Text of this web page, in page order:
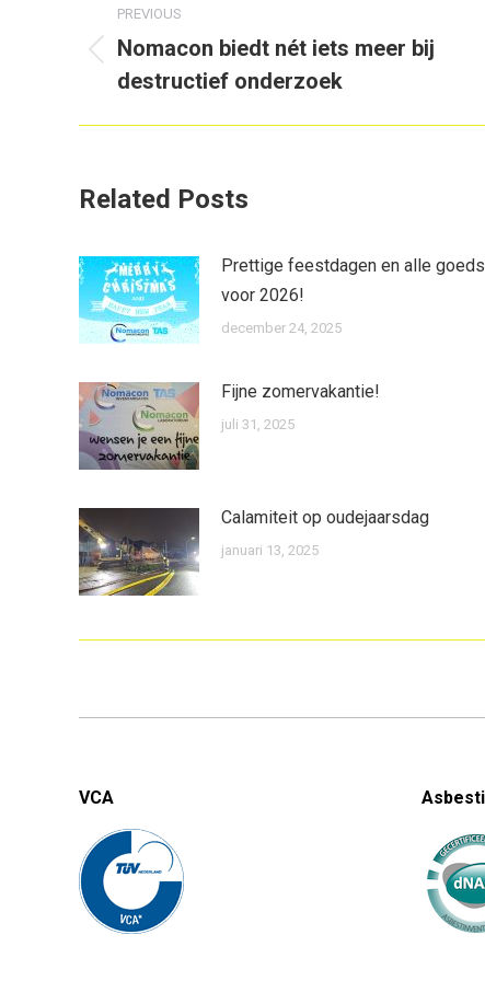
navigation
PREVIOUS
Previous
post:
Nomacon biedt nét iets meer bij
destructief onderzoek
Related Posts
Prettige feestdagen en alle goeds
voor 2026!
december 24, 2025
Fijne zomervakantie!
juli 31, 2025
Calamiteit op oudejaarsdag
januari 13, 2025
VCA